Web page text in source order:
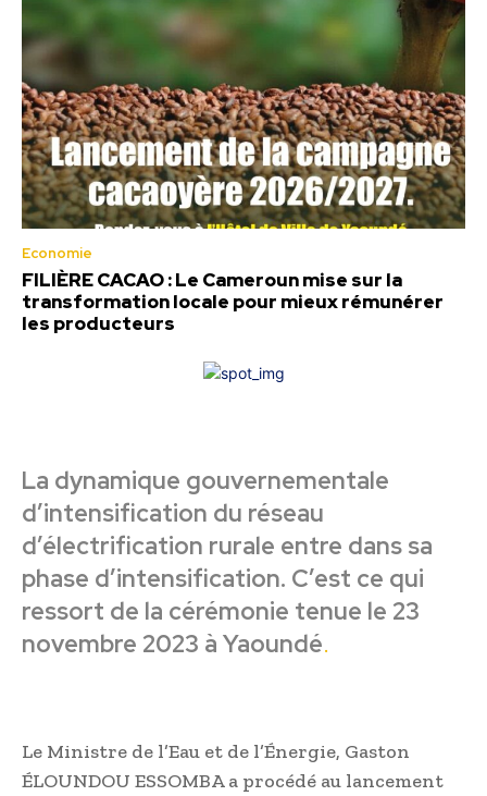
Economie
FILIÈRE CACAO : Le Cameroun mise sur la
transformation locale pour mieux rémunérer
les producteurs
La dynamique gouvernementale
d’intensification du réseau
d’électrification rurale entre dans sa
phase d’intensification. C’est ce qui
ressort de la cérémonie tenue le 23
novembre 2023 à Yaoundé.
Le Ministre de l’Eau et de l’Énergie, Gaston
ÉLOUNDOU ESSOMBA a procédé au lancement